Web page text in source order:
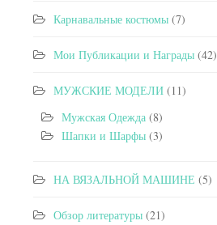
Карнавальные костюмы (7)
Мои Публикации и Награды (42)
МУЖСКИЕ МОДЕЛИ (11)
Мужская Одежда (8)
Шапки и Шарфы (3)
НА ВЯЗАЛЬНОЙ МАШИНЕ (5)
Обзор литературы (21)